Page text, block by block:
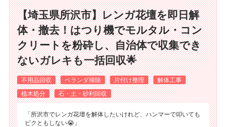
【埼玉県所沢市】レンガ花壇を即日解
体・撤去！はつり機でモルタル・コン
クリートを粉砕し、自治体で収集でき
ないガレキも一括回収🌟
不用品回収 ベランダ掃除 片付け整理
解体工事
植木処分
石・土・砂利回収
「所沢市でレンガ花壇を解体したいけれど、ハンマーで叩いても
ビクともしない😭」